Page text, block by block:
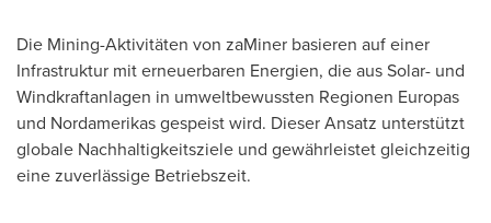
Die Mining-Aktivitäten von zaMiner basieren auf einer
Infrastruktur mit erneuerbaren Energien, die aus Solar- und
Windkraftanlagen in umweltbewussten Regionen Europas
und Nordamerikas gespeist wird. Dieser Ansatz unterstützt
globale Nachhaltigkeitsziele und gewährleistet gleichzeitig
eine zuverlässige Betriebszeit.